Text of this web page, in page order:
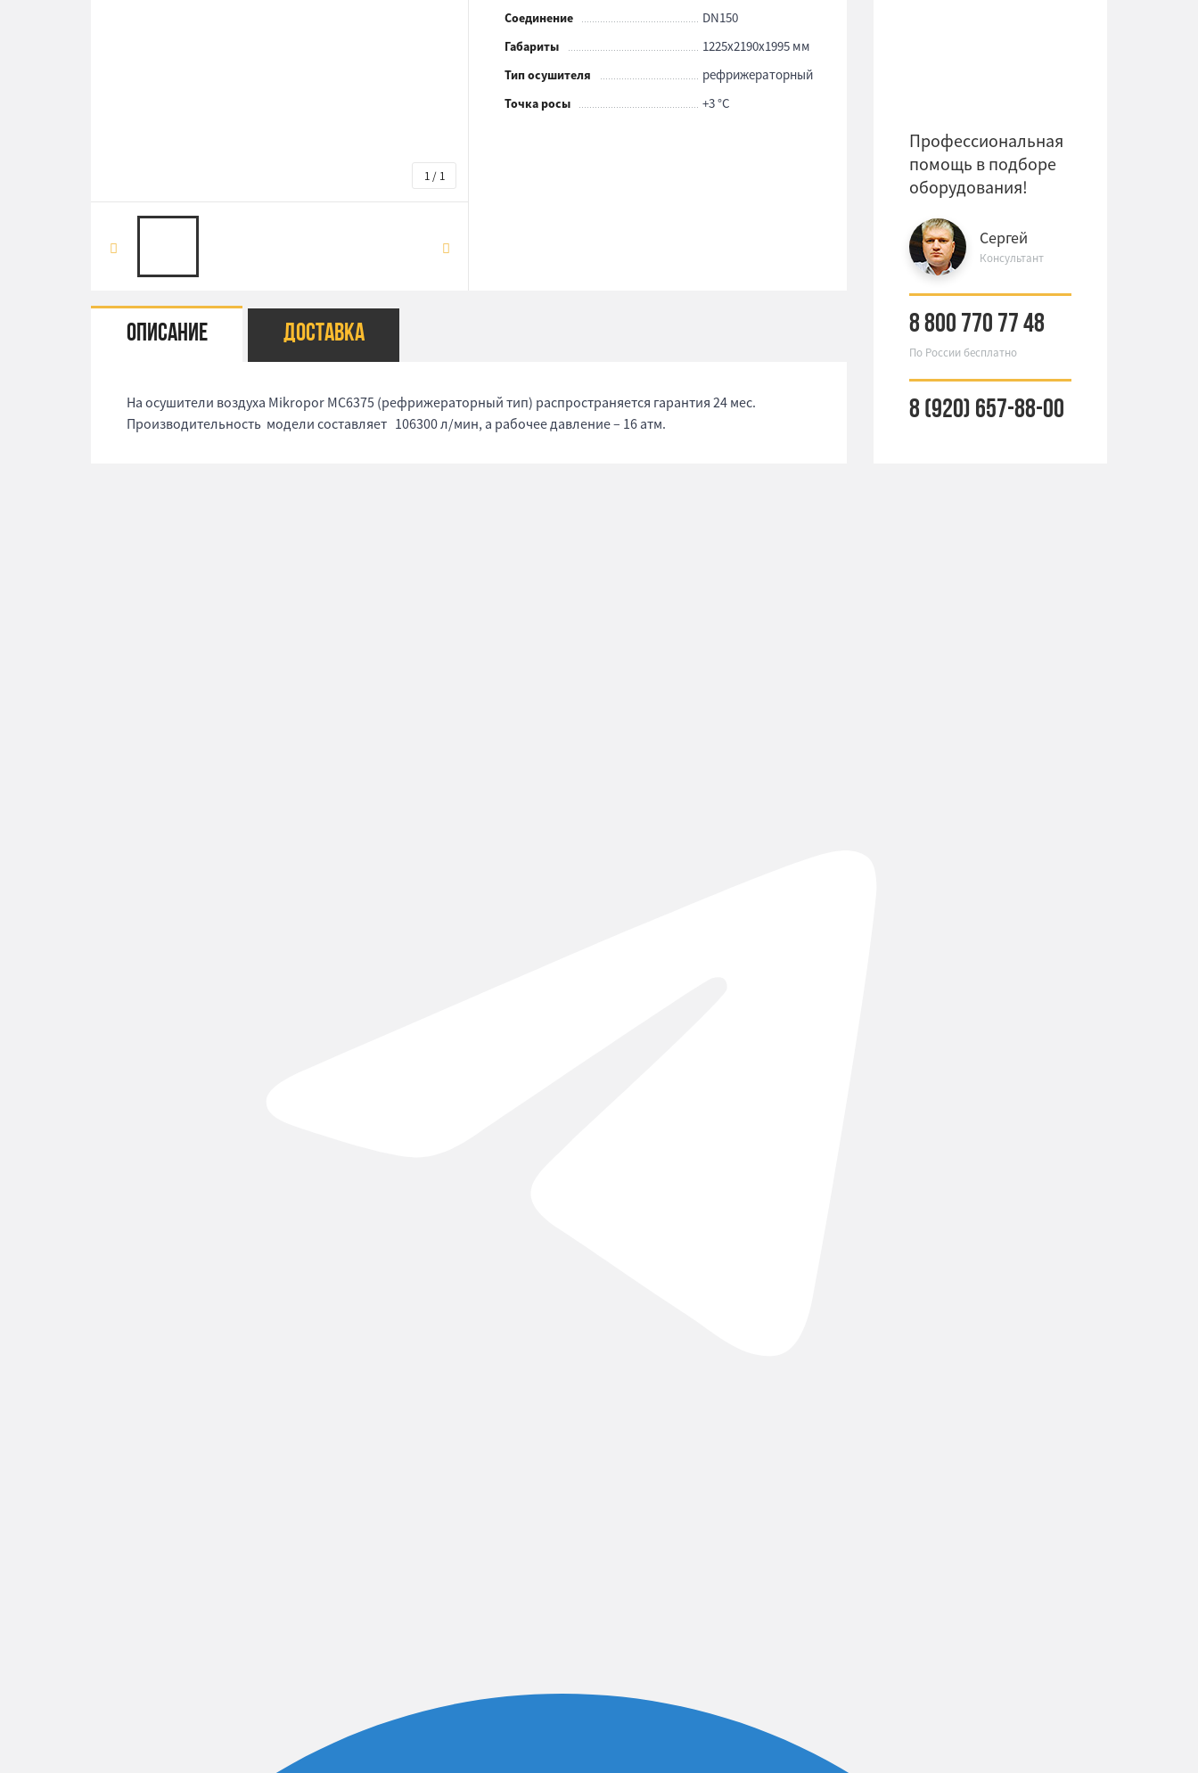
1 / 1
Соединение DN150
Габариты 1225x2190x1995 мм
Тип осушителя рефрижераторный
Точка росы +3 °С
Описание Доставка
На осушители воздуха Mikropor MC6375 (рефрижераторный тип) распространяется гарантия 24 мес.
Производительность модели составляет 106300 л/мин, а рабочее давление – 16 атм.
Профессиональная
помощь в подборе
оборудования!
Сергей
Консультант
8 800 770 77 48
По России бесплатно
8 (920) 657-88-00